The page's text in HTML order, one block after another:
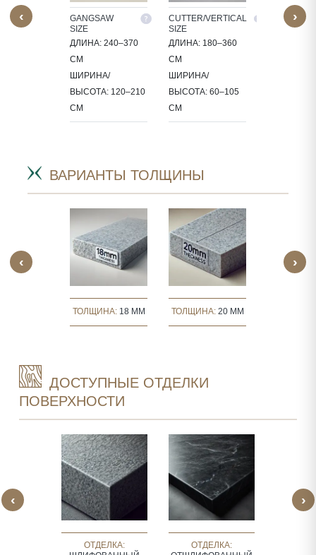
‹
SIZE
GANGSAW
SIZE
ДЛИНА: 240–370
СМ
ШИРИНА/
ВЫСОТА: 120–210
СМ
CUTTER/VERTICAL
SIZE
ДЛИНА: 180–360
СМ
ШИРИНА/
ВЫСОТА: 60–105
СМ
TILES
›
ВАРИАНТЫ ТОЛЩИНЫ
‹
ТОЛЩИНА: 18 MM ТОЛЩИНА: 20 MM
›
ДОСТУПНЫЕ ОТДЕЛКИ
ПОВЕРХНОСТИ
‹
ОТДЕЛКА:
ОТДЕЛКА:
›